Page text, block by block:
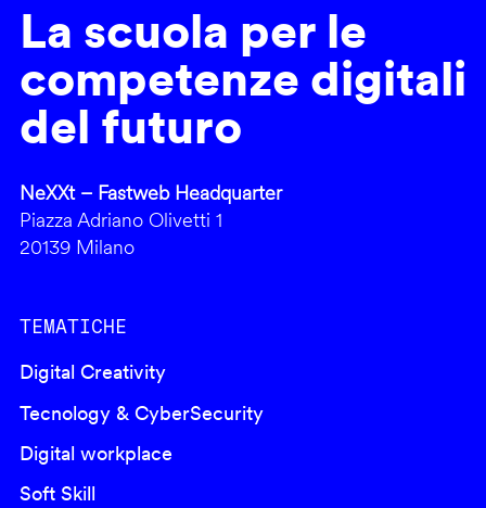
La scuola per le
competenze digitali
del futuro
NeXXt – Fastweb Headquarter
Piazza Adriano Olivetti 1
20139 Milano
TEMATICHE
Digital Creativity
Tecnology & CyberSecurity
Digital workplace
Soft Skill